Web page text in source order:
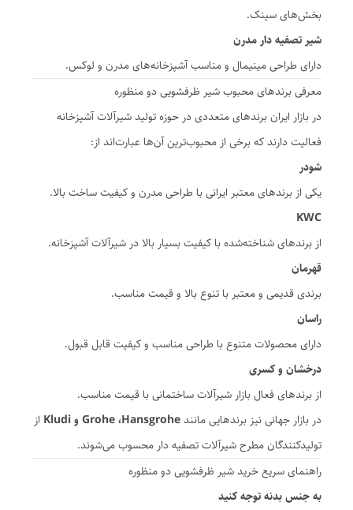
بخش‌های سینک.
شیر تصفیه دار مدرن
دارای طراحی مینیمال و مناسب آشپزخانه‌های مدرن و لوکس.
معرفی برندهای محبوب شیر ظرفشویی دو منظوره
در بازار ایران برندهای متعددی در حوزه تولید شیرآلات آشپزخانه
فعالیت دارند که برخی از محبوب‌ترین آن‌ها عبارت‌اند از:
شودر
یکی از برندهای معتبر ایرانی با طراحی مدرن و کیفیت ساخت بالا.
KWC
از برندهای شناخته‌شده با کیفیت بسیار بالا در شیرآلات آشپزخانه.
قهرمان
برندی قدیمی و معتبر با تنوع بالا و قیمت مناسب.
راسان
دارای محصولات متنوع با طراحی مناسب و کیفیت قابل قبول.
درخشان و کسری
از برندهای فعال بازار شیرآلات ساختمانی با قیمت مناسب.
در بازار جهانی نیز برندهایی مانندGrohe ،Hansgrohe و Kludi
از
تولیدکنندگان مطرح شیرآلات تصفیه دار محسوب می‌شوند.
راهنمای سریع خرید شیر ظرفشویی دو منظوره
به جنس بدنه توجه کنید